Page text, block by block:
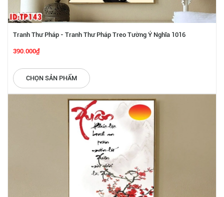
Tranh Thư Pháp - Tranh Thư Pháp Treo Tường Ý Nghĩa 1016
390.000₫
CHỌN SẢN PHẨM